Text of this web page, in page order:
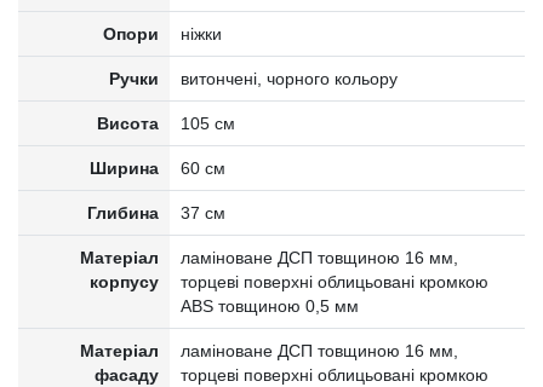
Опори ніжки
Ручки витончені, чорного кольору
Висота 105 см
Ширина 60 см
Глибина 37 см
Матеріал
корпусу
ламіноване ДСП товщиною 16 мм,
торцеві поверхні облицьовані кромкою
ABS товщиною 0,5 мм
Матеріал
фасаду
ламіноване ДСП товщиною 16 мм,
торцеві поверхні облицьовані кромкою